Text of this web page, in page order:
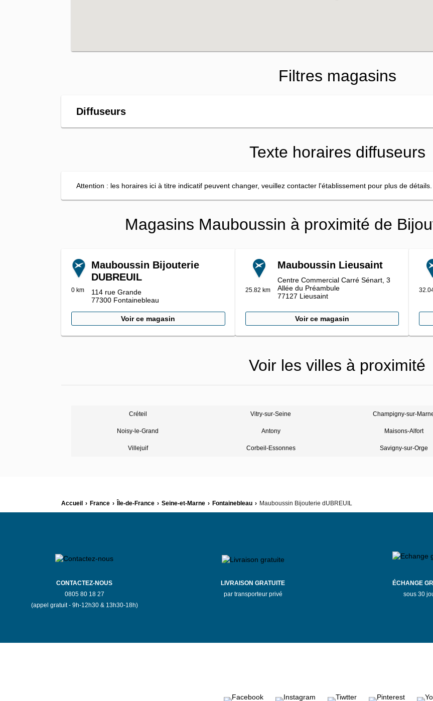
Filtres magasins
Diffuseurs
Texte horaires diffuseurs
Attention : les horaires ici à titre indicatif peuvent changer, veuillez contacter l'établissement pour plus de détails.
Magasins Mauboussin à proximité de
0 km
Mauboussin Bijouterie
DUBREUIL
114 rue Grande
77300 Fontainebleau
Voir ce magasin
25.82 km
Mauboussin Lieusaint
Centre Commercial Carré Sénart, 3
Allée du Préambule
77127 Lieusaint
Voir ce magasin
Voir les villes à proximité
Créteil Vitry-sur-Seine Champigny-sur-
Noisy-le-Grand Antony Maisons-Alfort
Villejuif Corbeil-Essonnes Savigny-sur-Orge
Accueil › France › Île-de-France › Seine-et-Marne › Fontainebleau › Mauboussin Bijouterie dUBREUIL
CONTACTEZ-NOUS
0805 80 18 27
(appel gratuit - 9h-12h30 & 13h30-18h)
LIVRAISON GRATUITE
par transporteur privé
ÉCHANGE
sous 30